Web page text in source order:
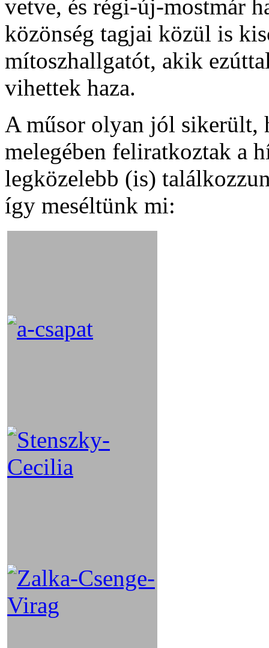
vetve, és régi-új-mostmár
közönség tagjai közül is
mítoszhallgatót, akik
vihettek haza.
A műsor olyan jól sikerült,
melegében feliratkoztak a
legközelebb (is)
így meséltünk mi: